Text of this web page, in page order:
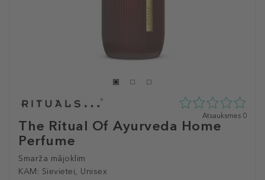
The Ritual Of Ayurveda Home
Perfume
Smarža mājoklim
KAM: Sievietei, Unisex
0
zvaigžņu
Atsauksmes 0